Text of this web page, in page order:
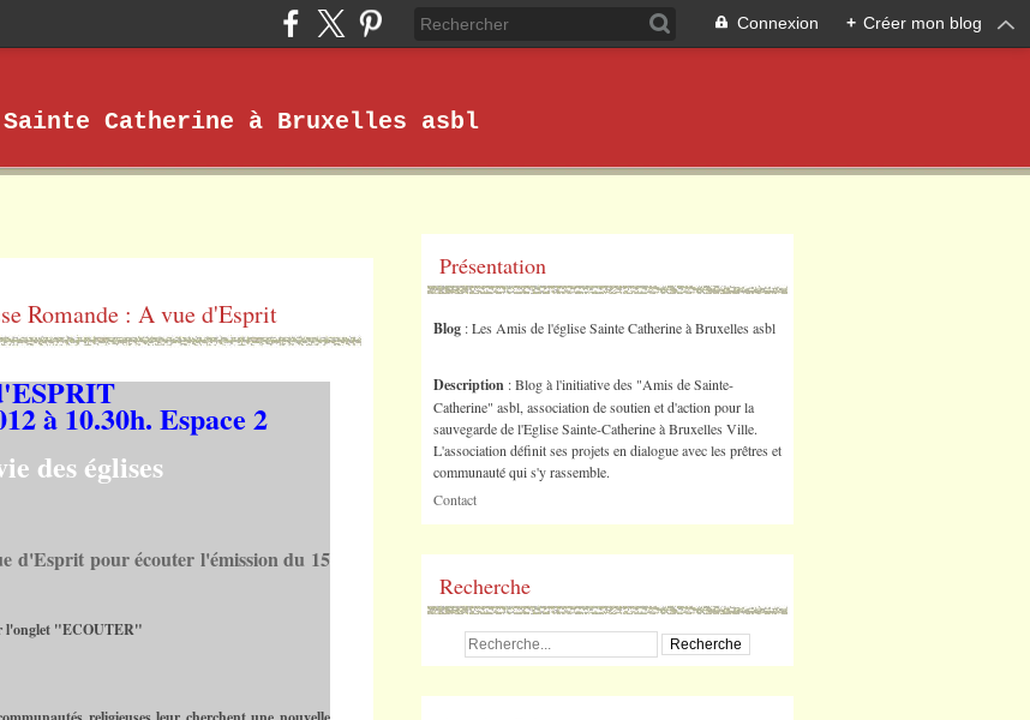
Connexion + Créer mon blog
Catherine à Bruxelles asbl
Romande : A vue d'Esprit
à 10.30h. Espace 2
des églises
d'Esprit pour écouter l'émission du 15
l'onglet "ECOUTER"
Présentation
Blog : Les Amis de l'église Sainte Catherine à Bruxelles asbl
Description : Blog à l'initiative des "Amis de Sainte-
Catherine" asbl, association de soutien et d'action pour la
sauvegarde de l'Eglise Sainte-Catherine à Bruxelles Ville.
L'association définit ses projets en dialogue avec les prêtres et
communauté qui s'y rassemble.
Contact
Recherche